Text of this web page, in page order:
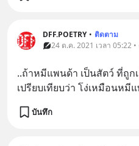
DFF.POETRY • ติดตาม
24 ต.ค. 2021 เวลา 05:22
..ถ้าหมีแพนด้า เป็นสัตว์ ที่ถูก
เปรียบเทียบว่า โง่เหมือนห
บันทึก